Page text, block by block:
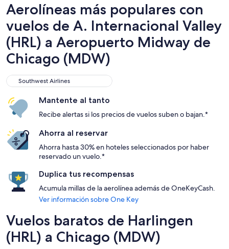
Aerolíneas más populares con
vuelos de A. Internacional Valley
(HRL) a Aeropuerto Midway de
Chicago (MDW)
Southwest Airlines
Southwest Airlines
Mantente al tanto
Recibe alertas si los precios de vuelos suben o bajan.*
Ahorra al reservar
Ahorra hasta 30% en hoteles seleccionados por haber
reservado un vuelo.*
Duplica tus recompensas
Acumula millas de la aerolínea además de OneKeyCash.
Ver información sobre One Key
Vuelos baratos de Harlingen
(HRL) a Chicago (MDW)